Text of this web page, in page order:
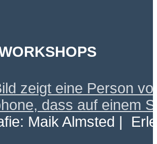
Maik Almsted |